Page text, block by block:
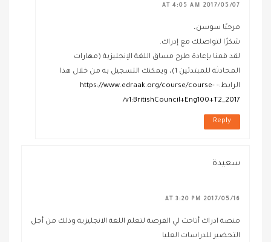
2017/05/07 AT 4:05 AM
مرحبًا سوسن،
شكرًا لتواصلك مع إدراك.
لقد قمنا بإعادة طرح مساق اللغة الإنجليزية (مهارات
المحادثة للمبتدئين 1)، ويمكنك التسجيل به من خلال هذا
الرابط:- https://www.edraak.org/course/course-
v1:BritishCouncil+Eng100+T2_2017/
Reply
سعيدة
2017/05/16 AT 3:20 PM
منصة ادراك أتاحت لي الفرصة لتعلم اللغة الانجليزية وذلك من أجل
التحضير للدراسات العليا